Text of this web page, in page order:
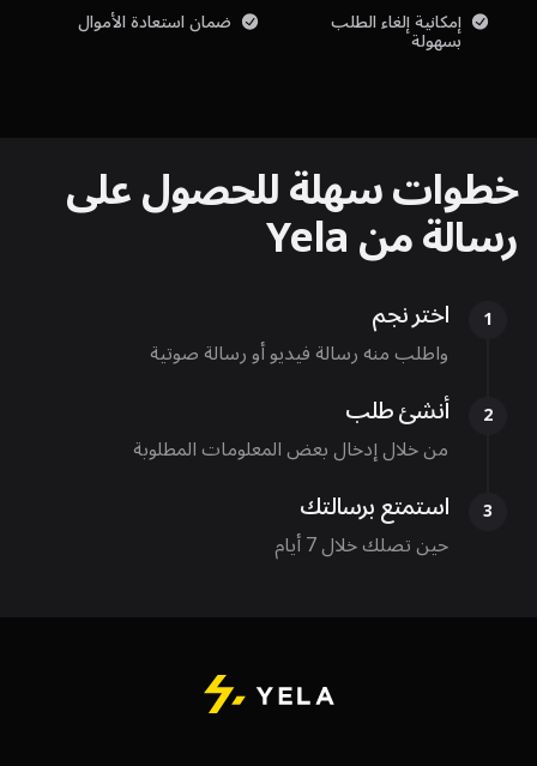
إمكانية إلغاء الطلب
بسهولة
ضمان استعادة الأموال
خطوات سهلة للحصول على
رسالة من Yela
1 اختر نجم
واطلب منه رسالة فيديو أو رسالة صوتية
2 أنشئ طلب
من خلال إدخال بعض المعلومات المطلوبة
3 استمتع برسالتك
حين تصلك خلال 7 أيام